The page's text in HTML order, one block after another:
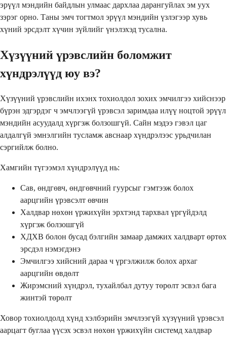
эрүүл мэндийн байдлын улмаас дархлаа дарангуйлах эм уух
зэрэг орно. Таны эмч тогтмол эрүүл мэндийн үзлэгээр хувь
хүний эрсдэлт хүчин зүйлийг үнэлэхэд тусална.
Хүзүүний үрэвслийн боломжит
хүндрэлүүд юу вэ?
Хүзүүний үрэвслийн ихэнх тохиолдол зохих эмчилгээ хийснээр
бүрэн эдгэрдэг ч эмчлээгүй үрэвсэл заримдаа илүү ноцтой эрүүл
мэндийн асуудалд хүргэж болзошгүй. Сайн мэдээ гэвэл цаг
алдалгүй эмнэлгийн тусламж авснаар хүндрэлээс урьдчилан
сэргийлж болно.
Хамгийн түгээмэл хүндрэлүүд нь:
Сав, өндгөвч, өндгөвчний гуурсыг гэмтээж болох
аарцгийн үрэвсэлт өвчин
Халдвар нөхөн үржихүйн эрхтэнд тархвал үргүйдэлд
хүргэж болзошгүй
ХДХВ болон бусад бэлгийн замаар дамжих халдварт өртөх
эрсдэл нэмэгдэнэ
Эмчилгээ хийсний дараа ч үргэлжилж болох архаг
аарцгийн өвдөлт
Жирэмсний хүндрэл, тухайлбал дутуу төрөлт эсвэл бага
жинтэй төрөлт
Ховор тохиолдолд хүнд хэлбэрийн эмчлээгүй хүзүүний үрэвсэл
аарцагт буглаа үүсэх эсвэл нөхөн үржихүйн системд халдвар